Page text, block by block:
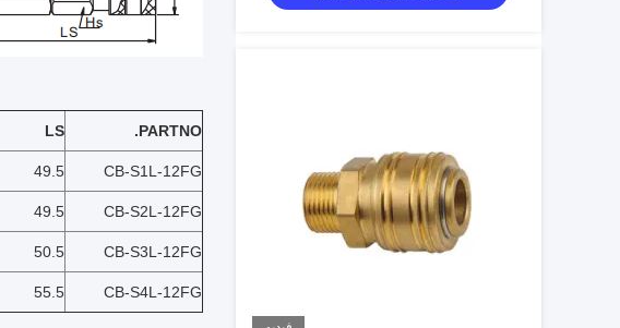
PARTNO.
LS
CB-S1L-12FG
49.5
CB-S2L-12FG
49.5
CB-S3L-12FG
50.5
CB-S4L-12FG
55.5